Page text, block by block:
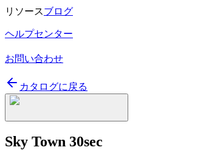
リソースブログ
ヘルプセンター
お問い合わせ
カタログに戻る
Sky Town 30sec